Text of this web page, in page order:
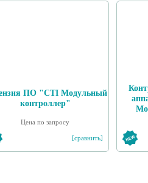
ПО "CTI Модульный
контроллер"
Цена по запросу
[сравнить]